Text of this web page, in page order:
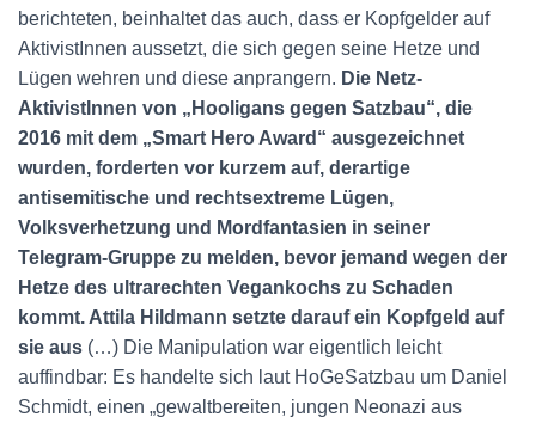
berichteten, beinhaltet das auch, dass er Kopfgelder auf
AktivistInnen aussetzt, die sich gegen seine Hetze und
Lügen wehren und diese anprangern. Die Netz-
AktivistInnen von „Hooligans gegen Satzbau“, die
2016 mit dem „Smart Hero Award“ ausgezeichnet
wurden, forderten vor kurzem auf, derartige
antisemitische und rechtsextreme Lügen,
Volksverhetzung und Mordfantasien in seiner
Telegram-Gruppe zu melden, bevor jemand wegen der
Hetze des ultrarechten Vegankochs zu Schaden
kommt. Attila Hildmann setzte darauf ein Kopfgeld auf
sie aus (…) Die Manipulation war eigentlich leicht
auffindbar: Es handelte sich laut HoGeSatzbau um Daniel
Schmidt, einen „gewaltbereiten, jungen Neonazi aus